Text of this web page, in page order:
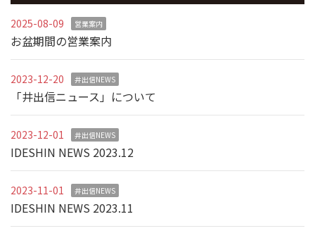
2025-08-09 営業案内
お盆期間の営業案内
2023-12-20 井出信NEWS
「井出信ニュース」について
2023-12-01 井出信NEWS
IDESHIN NEWS 2023.12
2023-11-01 井出信NEWS
IDESHIN NEWS 2023.11